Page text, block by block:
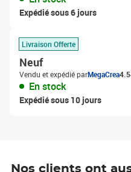
Expédié sous 6 jours
Livraison Offerte
Neuf
Vendu et expédié parMegaCrea
En stock
Expédié sous 10 jours
Nos clients ont